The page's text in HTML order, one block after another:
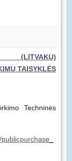
TAISYKLĖS
Techninės